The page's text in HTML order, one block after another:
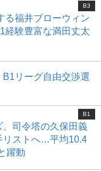
る福井ブローウィン
経験豊富な満田丈太
B3
B1リーグ自由交渉選
司令塔の久保田義
リストへ…平均10.4
躍動
B1